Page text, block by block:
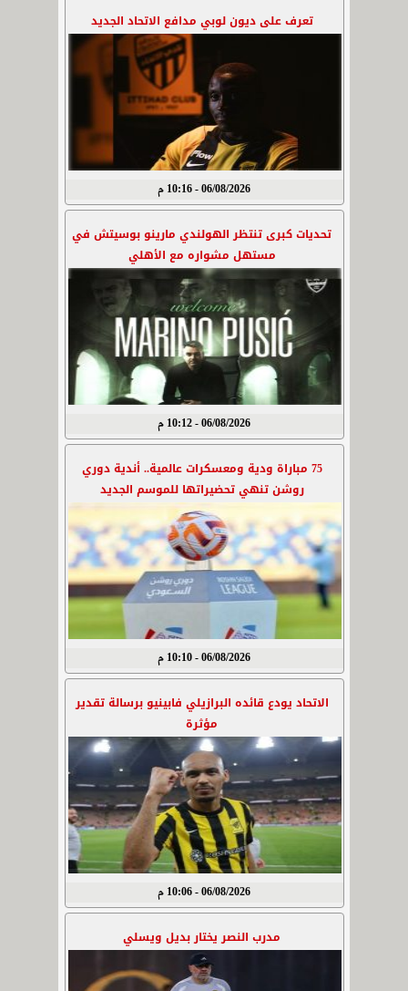
تعرف على ديون لوبي مدافع الاتحاد الجديد
06/08/2026 - 10:16 م
تحديات كبرى تنتظر الهولندي مارينو بوسيتش في
مستهل مشواره مع الأهلي
06/08/2026 - 10:12 م
75 مباراة ودية ومعسكرات عالمية.. أندية دوري
روشن تنهي تحضيراتها للموسم الجديد
06/08/2026 - 10:10 م
الاتحاد يودع قائده البرازيلي فابينيو برسالة تقدير
مؤثرة
06/08/2026 - 10:06 م
مدرب النصر يختار بديل ويسلي